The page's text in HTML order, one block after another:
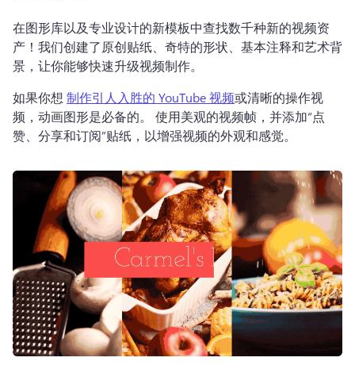
在图形库以及专业设计的新模板中查找数千种新的视频资
产！我们创建了原创贴纸、奇特的形状、基本注释和艺术背
景，让你能够快速升级视频制作。
如果你想 制作引人入胜的 YouTube 视频或清晰的操作视
频，动画图形是必备的。 使用美观的视频帧，并添加“点
赞、分享和订阅”贴纸，以增强视频的外观和感觉。